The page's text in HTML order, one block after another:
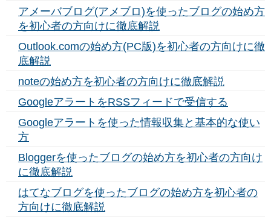
アメーバブログ(アメブロ)を使ったブログの始め方
を初心者の方向けに徹底解説
Outlook.comの始め方(PC版)を初心者の方向けに徹
底解説
noteの始め方を初心者の方向けに徹底解説
GoogleアラートをRSSフィードで受信する
Googleアラートを使った情報収集と基本的な使い
方
Bloggerを使ったブログの始め方を初心者の方向け
に徹底解説
はてなブログを使ったブログの始め方を初心者の
方向けに徹底解説